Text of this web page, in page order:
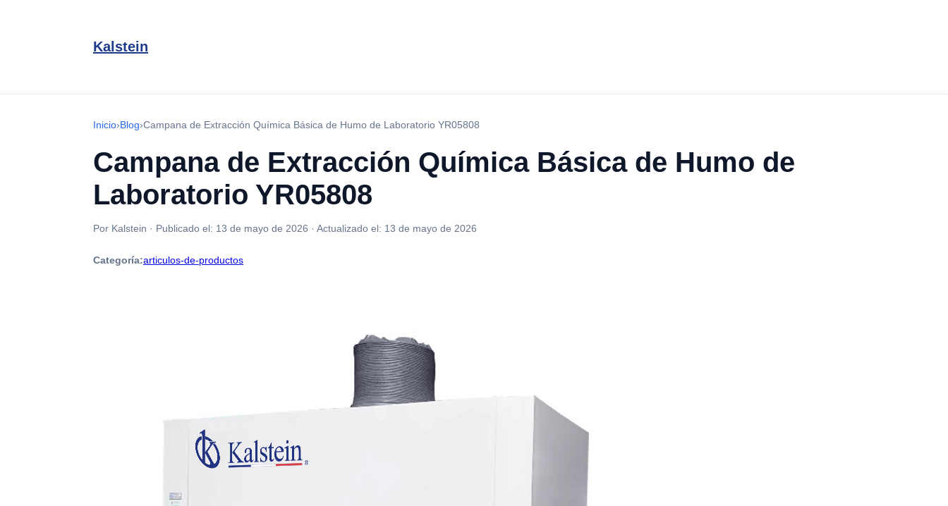
Kalstein
Inicio›Blog›Campana de Extracción Química Básica de Humo de Laboratorio YR05808
Campana de Extracción Química Básica de Humo de
Laboratorio YR05808
Por Kalstein · Publicado el: 13 de mayo de 2026 · Actualizado el: 13 de mayo de 2026
Categoría:articulos-de-productos